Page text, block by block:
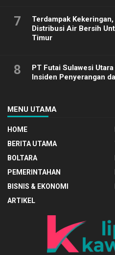
7
Terdampak
Distribusi Air Bersih
Timur
8
PT Futai Sulawesi
Insiden Penyerangan
MENU UTAMA
HOME
BERITA UTAMA
BOLTARA
PEMERINTAHAN
BISNIS & EKONOMI
ARTIKEL